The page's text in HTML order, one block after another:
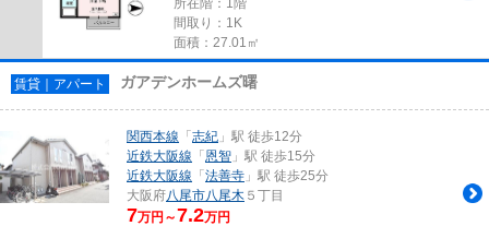
間取り：1K
面積：27.01㎡
賃貸｜アパート ガアデンホームズ曙
関西本線 「志紀 」駅 徒歩12分
近鉄大阪線 「恩智 」駅 徒歩15分
近鉄大阪線 「法善寺 」駅 徒歩25分
大阪府八尾市八尾木 ５丁目
7万円～7.2万円